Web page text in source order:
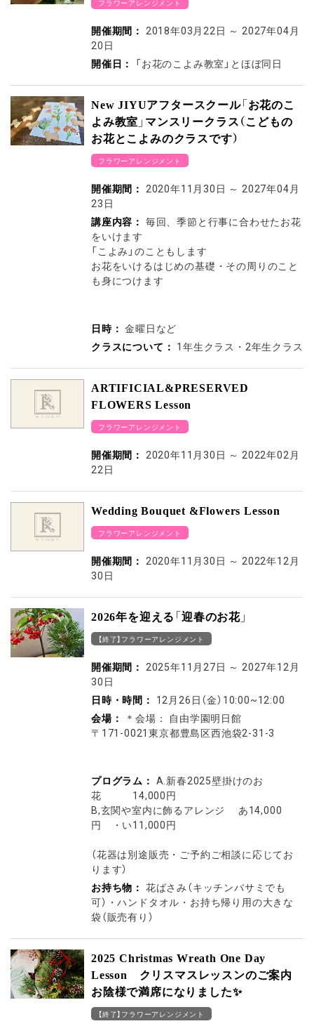
フラワーアレンジメント
開催期間： 2018年03月22日 ～2027年04月
20日
開催日： 「お花のこよみ教室」とほぼ同日
New JIYUアフタースクール「お花のこ
よみ教室」マンスリークラス（こどもの
お花とこよみのクラスです）
フラワーアレンジメント
開催期間： 2020年11月30日 ～2027年04月
23日
講座内容： 毎回、季節と行事に合わせたお花
をいけます
「こよみ」のこともします
お花をいけるはじめの基礎・その周りのこと
も身につけます
日時：金曜日など
クラスについて： 1年生クラス・2年生クラス
ARTIFICIAL&PRESERVED
FLOWERS Lesson
フラワーアレンジメント
開催期間： 2020年11月30日 ～2022年02月
22日
Wedding Bouquet &Flowers Lesson
フラワーアレンジメント
開催期間： 2020年11月30日 ～2022年12月
30日
2026年を迎える「迎春のお花」
【終了】フラワーアレンジメント
開催期間： 2025年11月27日 ～2027年12月
30日
日時・時間： 12月26日（金）10:00~12:00
会場：
＊会場： 自由学園明日館
〒171-0021東京都豊島区西池袋2-31-3
プログラム： A.新春2025壁掛けのお
花 14,000円
B,玄関や室内に飾るアレンジ あ14,000
円 ・い11,000円
（花器は別途販売・ご予約ご相談に応じてお
ります）
お持ち物： 花ばさみ（キッチンバサミでも
可）・ハンドタオル・お持ち帰り用の大きな
袋（販売有り）
2025 Christmas Wreath One Day
Lesson クリスマスレッスンのご案内
お陰様で満席になりました✨
【終了】フラワーアレンジメント